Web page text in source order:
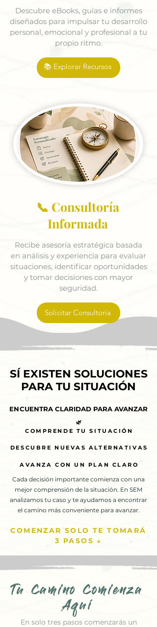
Descubre eBooks, guías e informes
diseñados para impulsar tu desarrollo
personal, emocional y profesional a tu
propio ritmo.
📚 Explorar Recursos
📞 Consultoría
Informada
Recibe asesoría estratégica basada
en análisis y experiencia para evaluar
situaciones, identificar oportunidades
y tomar decisiones con mayor
seguridad.
Solicitar Consultoría
SÍ EXISTEN SOLUCIONES
PARA TU SITUACIÓN
SÍ EXISTEN SOLUCIONES
PARA TU SITUACIÓN
ENCUENTRA CLARIDAD PARA AVANZAR
ENCUENTRA CLARIDAD PARA AVANZAR
🌿
COMPRENDE TU SITUACIÓN
DESCUBRE NUEVAS ALTERNATIVAS
AVANZA CON UN PLAN CLARO
🌿
COMPRENDE TU SITUACIÓN
DESCUBRE NUEVAS ALTERNATIVAS
AVANZA CON UN PLAN CLARO
Cada decisión importante comienza con una
mejor comprensión de la situación. En SEM
analizamos tu caso y te ayudamos a encontrar
el camino más conveniente para avanzar.
COMENZAR SOLO TE TOMARÁ
3 PASOS ↓
Tu Camino Comienza
Aquí
En solo tres pasos comenzarás un